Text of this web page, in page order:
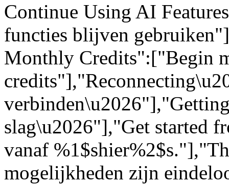
Continue Using AI
functies blijven
Monthly Credits":["Begin
slag\u2026"],"Get started
vanaf
mogelijkheden zijn